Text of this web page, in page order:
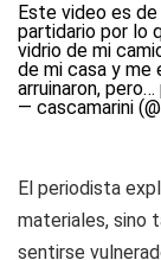
Este video es
partidario por lo
vidrio de mi
de mi casa y me
arruinaron, pero…
— cascamarini
El periodista
materiales, sino
sentirse